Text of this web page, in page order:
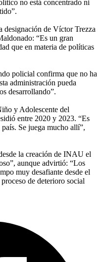
no está concentrado ni
designación de Víctor Trezza
“Es un gran
que en materia de políticas
policial confirma que no ha
administración pueda
desarrollando”.
y Adolescente del
entre 2020 y 2023. “Es
Se juega mucho allí”,
la creación de INAU el
aunque advirtió: “Los
muy desafiante desde el
de deterioro social